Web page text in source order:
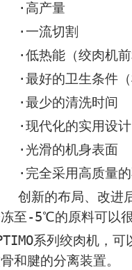
高产量
一流切割
低热能（绞肉机前
最好的卫生条件（
最少的清洗时间
现代化的实用设计
光滑的机身表面
完全采用高质量的
新的布局、改进后
至-5℃的原料可以很
系列绞肉机，
和腱的分离装置。